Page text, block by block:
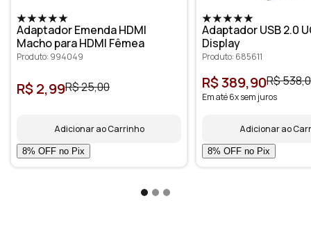
Adaptador Emenda HDMI
Macho para HDMI Fêmea
Produto: 994049
R$ 2,99R$ 25,00
Adicionar ao Carrinho
Adaptador USB 2.0
Display
Produto: 685611
R$ 389,90R$
Em até 6x sem juros
Adicionar ao